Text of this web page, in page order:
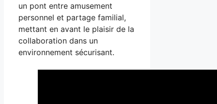
un pont entre amusement
personnel et partage familial,
mettant en avant le plaisir de la
collaboration dans un
environnement sécurisant.